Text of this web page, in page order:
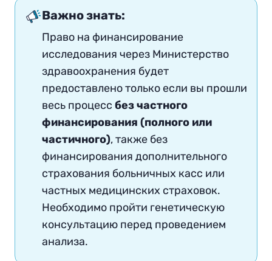
Важно знать:
Право на финансирование
исследования через Министерство
здравоохранения будет
предоставлено только если вы прошли
весь процесс без частного
финансирования (полного или
частичного), также без
финансирования дополнительного
страхования больничных касс или
частных медицинских страховок.
Необходимо пройти генетическую
консультацию перед проведением
анализа.